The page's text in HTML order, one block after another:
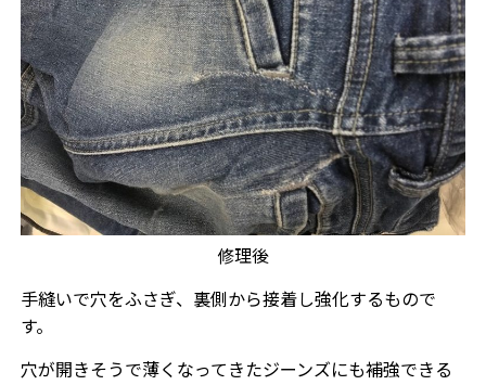
修理後
手縫いで穴をふさぎ、裏側から接着し強化するもので
す。
穴が開きそうで薄くなってきたジーンズにも補強できる